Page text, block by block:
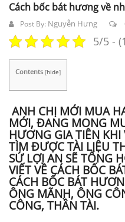
Cách bốc bát hương về
Post By: Nguyễn Hưng
5/5 -
Contents [hide]
ANH CHỊ MỚI MUA
MỚI, ĐANG MONG
HƯƠNG GIA TIÊN
TÌM ĐƯỢC TÀI LIỆU
SỨ LỢI AN SẼ TỔNG
VIẾT VỀ CÁCH BỐC
CÁCH BỐC BÁT
ÔNG MÃNH, ÔNG
CÔNG, THẦN TÀI.